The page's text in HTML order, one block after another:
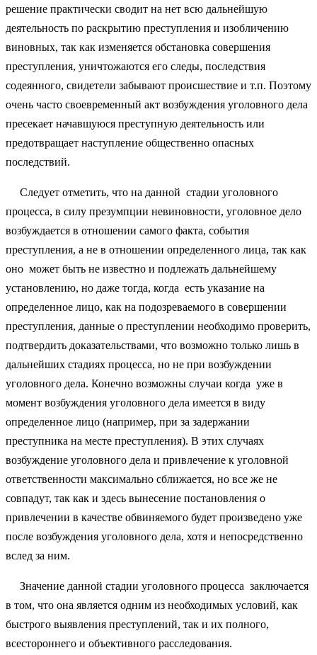
решение практически сводит на нет всю дальнейшую
деятельность по раскрытию преступления и изобличению
виновных, так как изменяется обстановка совершения
преступления, уничтожаются его следы, последствия
содеянного, свидетели забывают происшествие и т.п. Поэтому
очень часто своевременный акт возбуждения уголовного дела
пресекает начавшуюся преступную деятельность или
предотвращает наступление общественно опасных
последствий.
Следует отметить, что на данной стадии уголовного
процесса, в силу презумпции невиновности, уголовное дело
возбуждается в отношении самого факта, события
преступления, а не в отношении определенного лица, так как
оно может быть не известно и подлежать дальнейшему
установлению, но даже тогда, когда есть указание на
определенное лицо, как на подозреваемого в совершении
преступления, данные о преступлении необходимо проверить,
подтвердить доказательствами, что возможно только лишь в
дальнейших стадиях процесса, но не при возбуждении
уголовного дела. Конечно возможны случаи когда уже в
момент возбуждения уголовного дела имеется в виду
определенное лицо (например, при за задержании
преступника на месте преступления). В этих случаях
возбуждение уголовного дела и привлечение к уголовной
ответственности максимально сближается, но все же не
совпадут, так как и здесь вынесение постановления о
привлечении в качестве обвиняемого будет произведено уже
после возбуждения уголовного дела, хотя и непосредственно
вслед за ним.
Значение данной стадии уголовного процесса заключается
в том, что она является одним из необходимых условий, как
быстрого выявления преступлений, так и их полного,
всестороннего и объективного расследования.